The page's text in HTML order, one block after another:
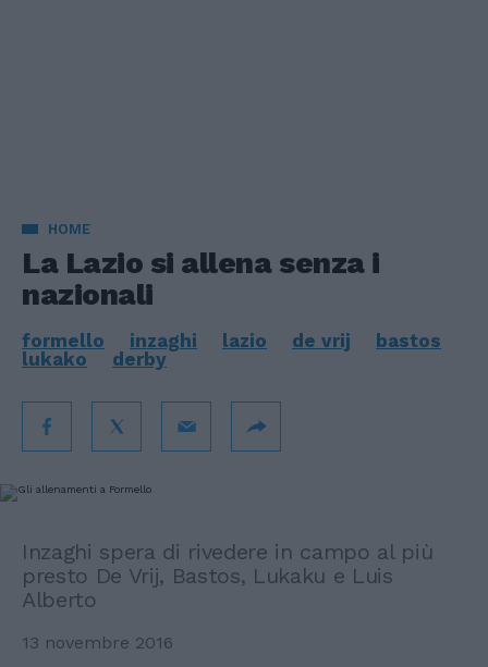
HOME
La Lazio si allena senza i
nazionali
formello inzaghi lazio de vrij
bastos
lukako
derby
Inzaghi spera di rivedere in campo al più
presto De Vrij, Bastos, Lukaku e Luis
Alberto
13 novembre 2016